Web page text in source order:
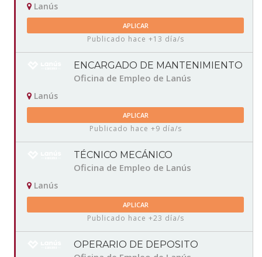
Lanús
APLICAR
Publicado hace +13 día/s
ENCARGADO DE MANTENIMIENTO
Oficina de Empleo de Lanús
Lanús
APLICAR
Publicado hace +9 día/s
TÉCNICO MECÁNICO
Oficina de Empleo de Lanús
Lanús
APLICAR
Publicado hace +23 día/s
OPERARIO DE DEPOSITO